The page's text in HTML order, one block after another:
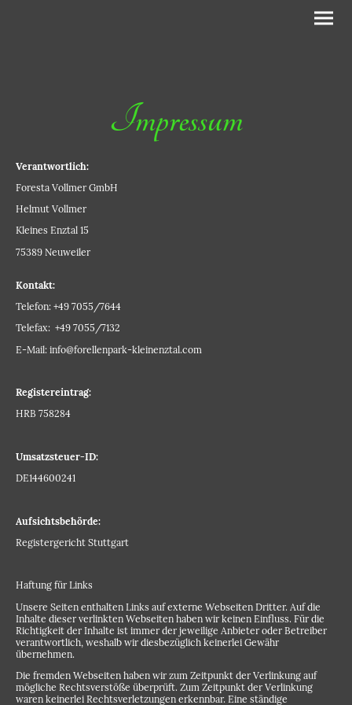
Impressum
Verantwortlich:
Foresta Vollmer GmbH
Helmut Vollmer
Kleines Enztal 15
75389 Neuweiler
Kontakt:
Telefon: +49 7055/7644
Telefax: +49 7055/7132
E-Mail: info@forellenpark-kleinenztal.com
Registereintrag:
HRB 758284
Umsatzsteuer-ID:
DE144600241
Aufsichtsbehörde:
Registergericht Stuttgart
Haftung für Links
Unsere Seiten enthalten Links auf externe Webseiten Dritter. Auf die
Inhalte dieser verlinkten Webseiten haben wir keinen Einfluss. Für die
Richtigkeit der Inhalte ist immer der jeweilige Anbieter oder Betreiber
verantwortlich, weshalb wir diesbezüglich keinerlei Gewähr
übernehmen.
Die fremden Webseiten haben wir zum Zeitpunkt der Verlinkung auf
mögliche Rechtsverstöße überprüft. Zum Zeitpunkt der Verlinkung
waren keinerlei Rechtsverletzungen erkennbar. Eine ständige